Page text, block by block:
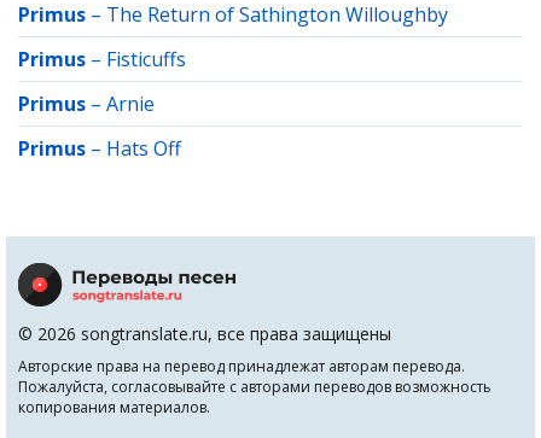
Primus – The Return of Sathington Willoughby
Primus – Fisticuffs
Primus – Arnie
Primus – Hats Off
© 2026 songtranslate.ru, все права защищены
Авторские права на перевод принадлежат авторам перевода.
Пожалуйста, согласовывайте с авторами переводов возможность
копирования материалов.